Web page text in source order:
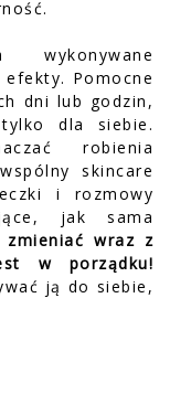
Pomocne
dni lub godzin,
dla siebie.
robienia
skincare
i rozmowy
jak sama
wraz z
w porządku!
ją do siebie,